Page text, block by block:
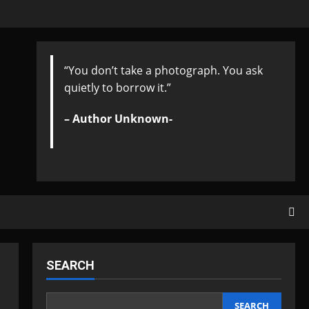
“You don’t take a photograph. You ask
quietly to borrow it.”
– Author Unknown-
SEARCH
SEARCH